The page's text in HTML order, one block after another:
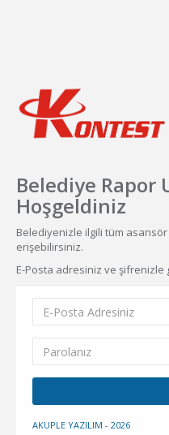
Belediye Rapor
Hoşgeldiniz
Belediyenizle ilgili tüm
erişebilirsiniz.
E-Posta adresiniz ve şifrenizle
AKUPLE YAZILIM - 2026